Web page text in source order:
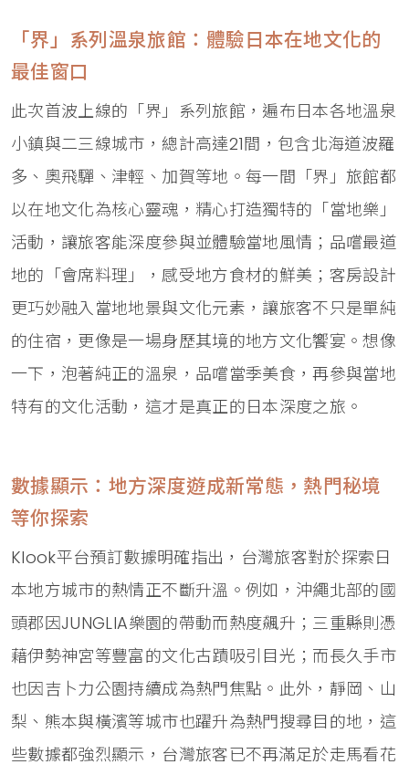
「界」系列溫泉旅館：體驗日本在地文化的
最佳窗口
此次首波上線的「界」系列旅館，遍布日本各地溫泉
小鎮與二三線城市，總計高達21間，包含北海道波羅
多、奧飛驒、津輕、加賀等地。每一間「界」旅館都
以在地文化為核心靈魂，精心打造獨特的「當地樂」
活動，讓旅客能深度參與並體驗當地風情；品嚐最道
地的「會席料理」，感受地方食材的鮮美；客房設計
更巧妙融入當地地景與文化元素，讓旅客不只是單純
的住宿，更像是一場身歷其境的地方文化饗宴。想像
一下，泡著純正的溫泉，品嚐當季美食，再參與當地
特有的文化活動，這才是真正的日本深度之旅。
數據顯示：地方深度遊成新常態，熱門秘境
等你探索
Klook平台預訂數據明確指出，台灣旅客對於探索日
本地方城市的熱情正不斷升溫。例如，沖繩北部的國
頭郡因JUNGLIA樂園的帶動而熱度飆升；三重縣則憑
藉伊勢神宮等豐富的文化古蹟吸引目光；而長久手市
也因吉卜力公園持續成為熱門焦點。此外，靜岡、山
梨、熊本與橫濱等城市也躍升為熱門搜尋目的地，這
些數據都強烈顯示，台灣旅客已不再滿足於走馬看花